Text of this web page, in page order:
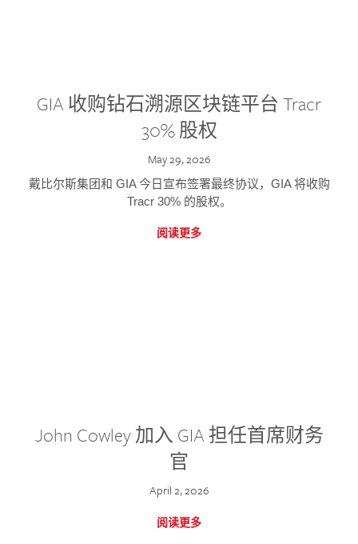
GIA 收购钻石溯源区块链平台 Tracr
30% 股权
May 29, 2026
戴比尔斯集团和 GIA 今日宣布签署最终协议，GIA 将收购
Tracr 30% 的股权。
阅读更多
John Cowley 加入 GIA 担任首席财务
官
April 2, 2026
阅读更多